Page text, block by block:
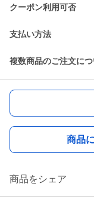
クーポン利用可否
支払い方法
複数商品のご注文に
商品
商品をシェア